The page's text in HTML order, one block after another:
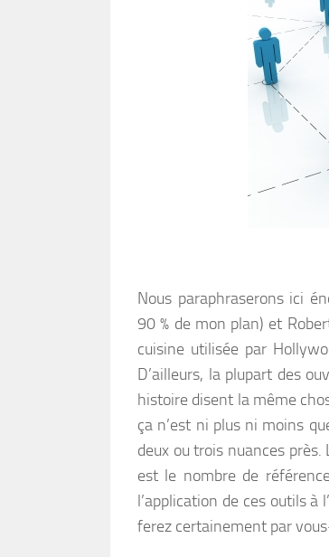
Nous paraphraserons ici
90 % de mon plan) et
cuisine utilisée par
D’ailleurs, la plupart des
histoire disent la même
ça n’est ni plus ni moins
deux ou trois nuances
est le nombre de
l’application de ces outils à
ferez certainement par